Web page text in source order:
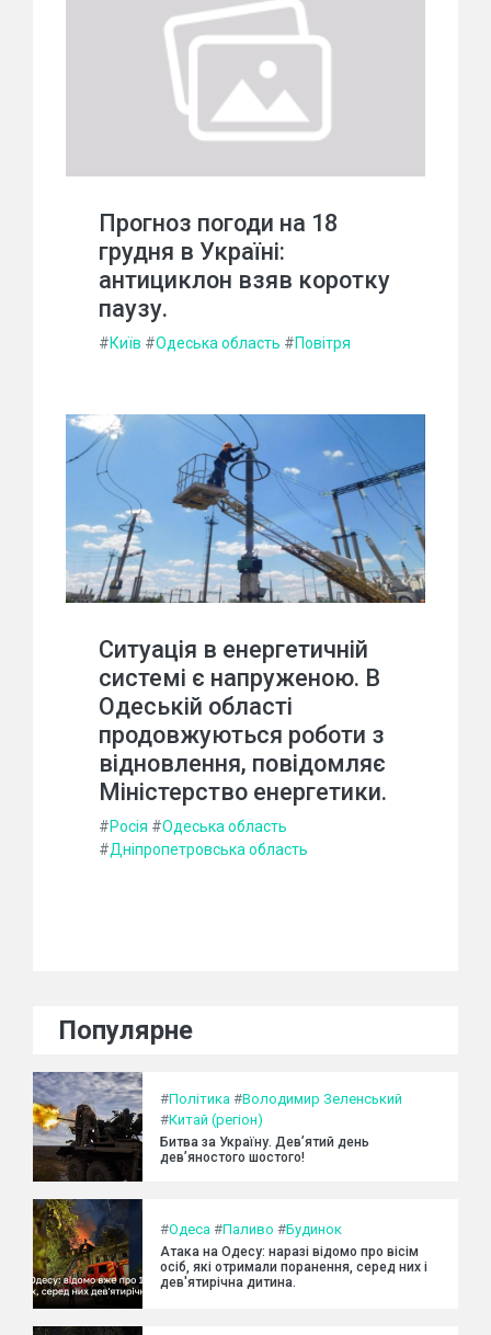
Прогноз погоди на 18
грудня в Україні:
антициклон взяв коротку
паузу.
#Київ #Одеська область #Повітря
Ситуація в енергетичній
системі є напруженою. В
Одеській області
продовжуються роботи з
відновлення, повідомляє
Міністерство енергетики.
#Росія #Одеська область
#Дніпропетровська область
Популярне
#Політика #Володимир Зеленський
#Китай (регіон)
Битва за Україну. Дев’ятий день
дев’яностого шостого!
#Одеса #Паливо #Будинок
Атака на Одесу: наразі відомо про вісім
осіб, які отримали поранення, серед них і
дев'ятирічна дитина.